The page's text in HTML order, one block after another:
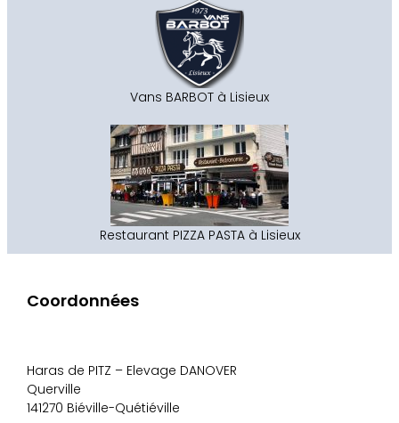
Vans BARBOT à Lisieux
Restaurant PIZZA PASTA à Lisieux
Coordonnées
Haras de PITZ – Elevage DANOVER
Querville
141270 Biéville-Quétiéville